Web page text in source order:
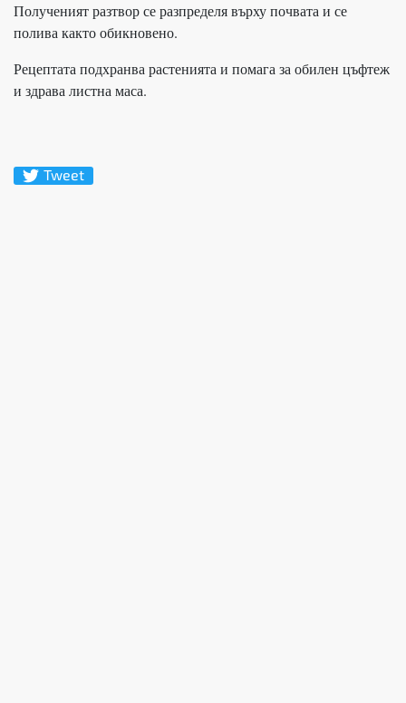
Полученият разтвор се разпределя върху почвата и се
полива както обикновено.
Рецептата подхранва растенията и помага за обилен цъфтеж
и здрава листна маса.
Tweet